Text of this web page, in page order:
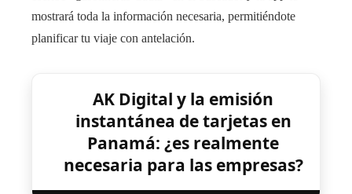
mostrará toda la información necesaria, permitiéndote
planificar tu viaje con antelación.
AK Digital y la emisión
instantánea de tarjetas en
Panamá: ¿es realmente
necesaria para las empresas?